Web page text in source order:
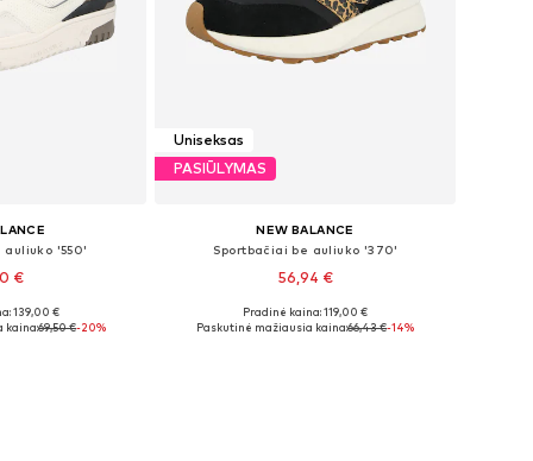
auliuko '550'
€
dydžių
139,00 €
kaina:69,50 €-20%
Uniseksas
PASIŪLYMAS
NEW BALANCE
Sportbačiai be auliuko '370'
56,94 €
Galimi dydžiai: 44, 44,5, 45, 45,5-46
Pradinė kaina: 119,00 €
Paskutinė mažiausia kaina:66,43 €-14%